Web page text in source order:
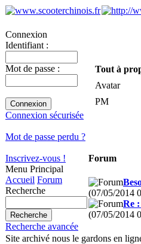
Connexion
Identifiant :
Mot de passe :
Connexion sécurisée
Mot de passe perdu ?
Inscrivez-vous !
Menu Principal
Accueil Forum
Recherche
Recherche avancée
Tout à
Avatar
PM
Forum
(07/05/2014
Re
(07/05/2014
Site archivé nous le gardons en